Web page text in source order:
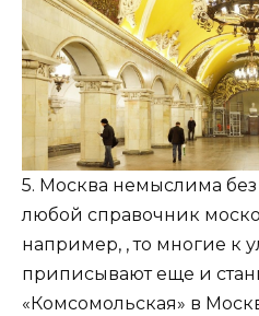
5. Москва немыслима
любой справочник
например, , то многие к
приписывают еще и
«Комсомольская» в